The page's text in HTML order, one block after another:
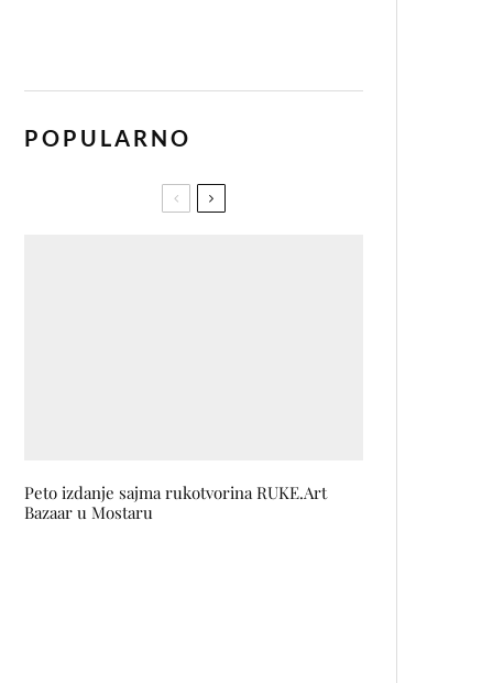
POPULARNO
Peto izdanje sajma rukotvorina RUKE.Art
Bazaar u Mostaru